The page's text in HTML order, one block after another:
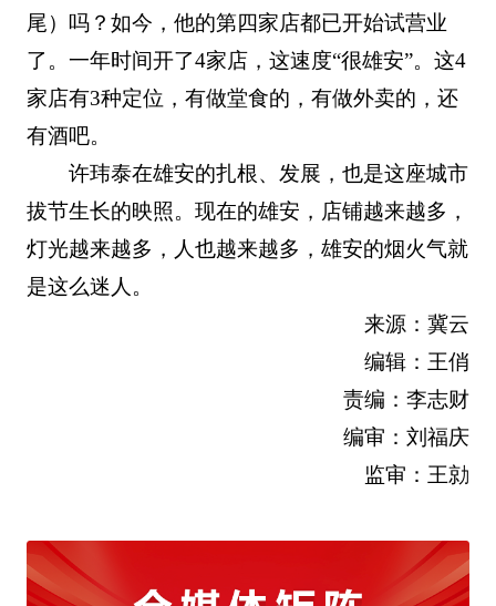
尾）吗？如今，他的第四家店都已开始试营业
了。一年时间开了4家店，这速度“很雄安”。这4
家店有3种定位，有做堂食的，有做外卖的，还
有酒吧。
许玮泰在雄安的扎根、发展，也是这座城市
拔节生长的映照。现在的雄安，店铺越来越多，
灯光越来越多，人也越来越多，雄安的烟火气就
是这么迷人。
来源：冀云
编辑：王俏
责编：李志财
编审：刘福庆
监审：王勍